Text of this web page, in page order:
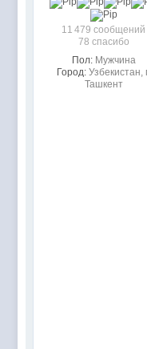
11 479 сообщений
78 спасибо
Пол: Мужчина
Город: Узбекистан,
Ташкент